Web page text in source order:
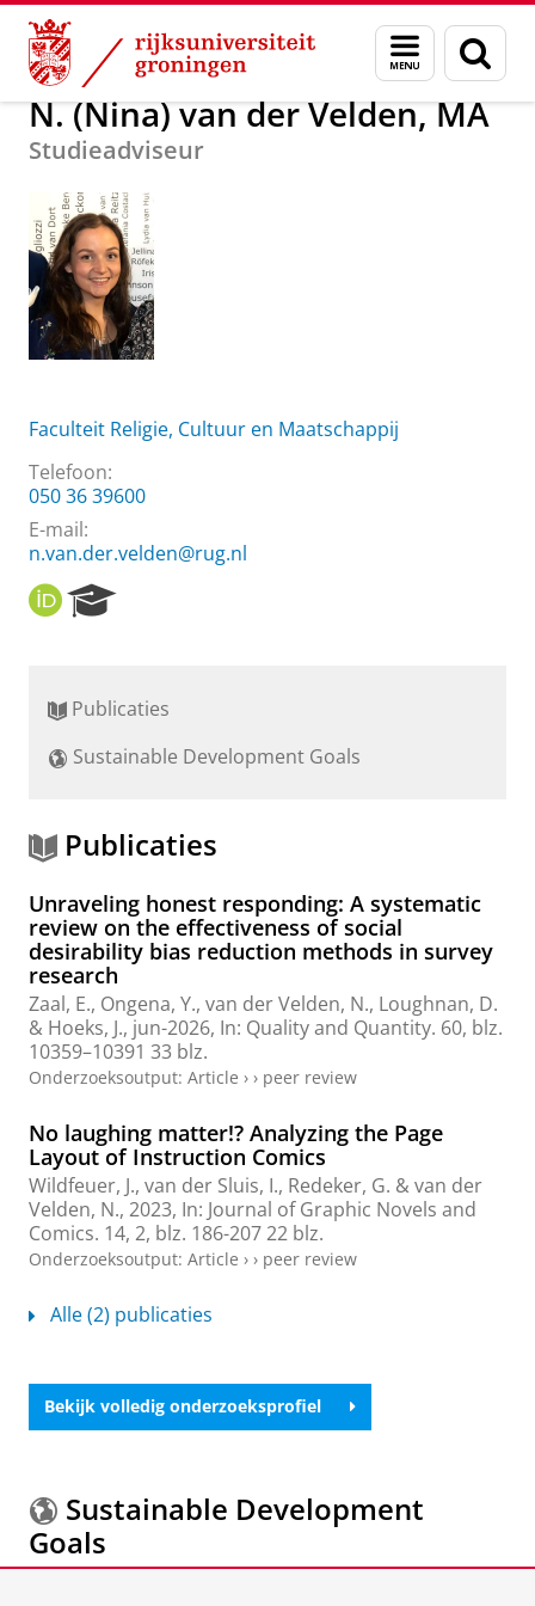
Skip
Content
Skip
Navigation
Menu
en
zoeken
Over ons N. (Nina) van der Velden, MA
N. (Nina) van der Velden, MA
Studieadviseur
Faculteit Religie, Cultuur en Maatschappij
Telefoon:
050 36 39600
E-mail:
n.van.der.velden@rug.nl
O
R
r
h
r
t
l
Publicaties
Sustainable Development Goals
Publicaties
Unraveling honest responding: A systematic
review on the effectiveness of social
desirability bias reduction methods in survey
research
Zaal, E., Ongena, Y., van der Velden, N., Loughnan, D.
& Hoeks, J., jun-2026, In: Quality and Quantity. 60, blz.
10359–10391 33 blz.
Onderzoeksoutput: Article › › peer review
No laughing matter!? Analyzing the Page
Layout of Instruction Comics
Wildfeuer, J., van der Sluis, I., Redeker, G. &van der
Velden, N., 2023, In: Journal of Graphic Novels and
Comics. 14, 2, blz. 186-20722 blz.
Onderzoeksoutput: Article › › peer review
Alle (2) publicaties
Bekijk volledig onderzoeksprofiel
Sustainable Development
Goals